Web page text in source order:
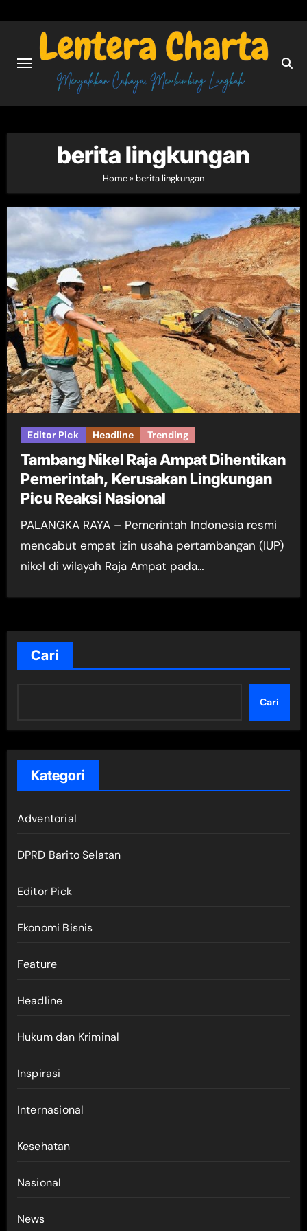
berita lingkungan
Home » berita lingkungan
Editor Pick Headline Trending
Tambang Nikel Raja Ampat Dihentikan
Pemerintah, Kerusakan Lingkungan
Picu Reaksi Nasional
PALANGKA RAYA – Pemerintah Indonesia resmi
mencabut empat izin usaha pertambangan (IUP)
nikel di wilayah Raja Ampat pada…
Cari
Cari
Kategori
Adventorial
DPRD Barito Selatan
Editor Pick
Ekonomi Bisnis
Feature
Headline
Hukum dan Kriminal
Inspirasi
Internasional
Kesehatan
Nasional
News